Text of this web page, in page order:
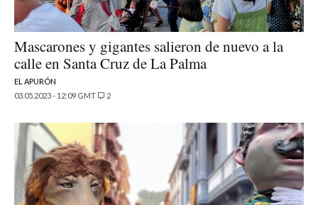
Mascarones y gigantes salieron de nuevo a la
calle en Santa Cruz de La Palma
EL APURÓN
03.05.2023 - 12:09 GMT
2